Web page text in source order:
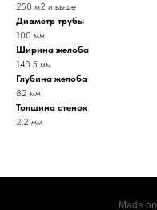
250 м2 и выше
Диаметр трубы
100 мм
Ширина желоба
140.5 мм
Глубина желоба
82 мм
Толщина стенок
2.2 мм
Made on